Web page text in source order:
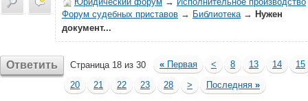
Форум судебных приставов → Библиотека→ Нужен
документ...
Ответить Страница 18 из 30 « Первая < 8 13 14
15
20
21 22 23 28 > Последняя »